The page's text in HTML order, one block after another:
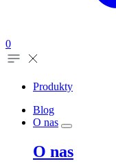
0
Produkty
Blog
O nas
O nas